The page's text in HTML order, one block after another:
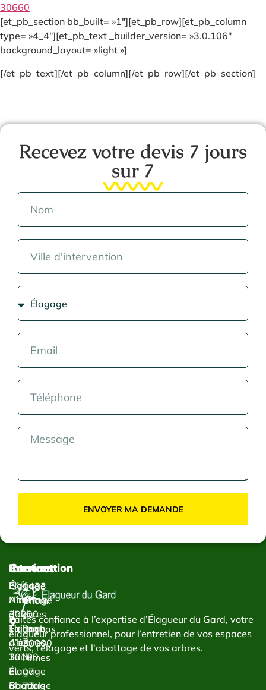
30660
[et_pb_section bb_built= »1″][et_pb_row][et_pb_column
type= »4_4″][et_pb_text _builder_version= »3.0.106″
background_layout= »light »]
[/et_pb_text][/et_pb_column][/et_pb_row][/et_pb_section]
Recevez votre devis 7 jours
sur 7
ENVOYER MA DEMANDE
Faites confiance à l’expertise d’Élagueur du Gard, votre
élagueur professionnel, pour l’entretien de vos espaces
verts, l’élagage et l’abattage de vos arbres.
Services
Élagage
Abattage
d’arbres
Taillage
d’arbres
Taille
et
abattage
Intervention
Élagage
Nîmes
30000
Élagage
Alès
30100
Élagage
Bagnols-
Contact
1433
Chem.
du
Bachas
30000
Nîmes
07
77